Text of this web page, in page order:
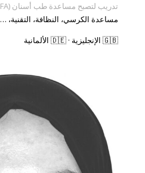
تدريب لتصبح مساعدة طب أسنان (ZFA)
مساعدة الكرسي، النظافة، التقنية، …
🇬🇧 الإنجليزية · 🇩🇪 الألمانية